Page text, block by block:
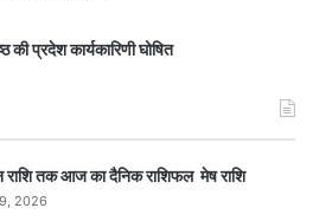
की प्रदेश कार्यकारिणी घोषित
राशि तक आज का दैनिक राशिफल मेष राशि
2026